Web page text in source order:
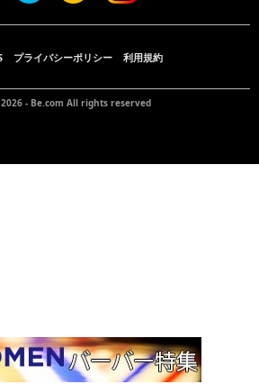
プライバシーポリシー 利用規約
- Be.com All rights reserved